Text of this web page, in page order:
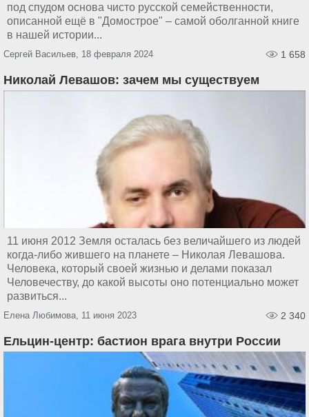
под спудом основа чисто русской семейственности,
описанной ещё в "Домострое" – самой оболганной книге
в нашей истории...
Сергей Васильев, 18 февраля 2024 1 658
Николай Левашов: зачем мы существуем
11 июня 2012 Земля осталась без величайшего из людей
когда-либо жившего на планете – Николая Левашова.
Человека, который своей жизнью и делами показал
Человечеству, до какой высоты оно потенциально может
развиться...
Елена Любимова, 11 июня 2023 2 340
Ельцин-центр: бастион врага внутри России